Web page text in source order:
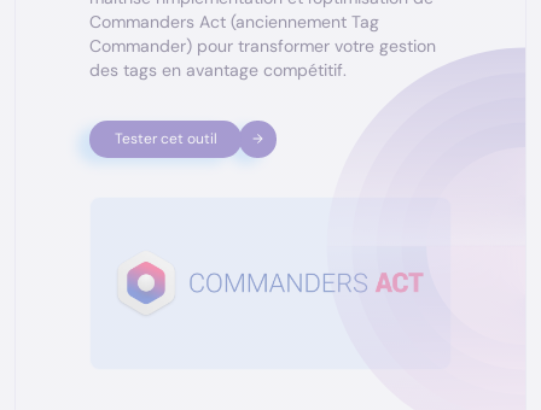
Commanders Act (anciennement Tag
Commander) pour transformer votre gestion
des tags en avantage compétitif.
Tester cet outil